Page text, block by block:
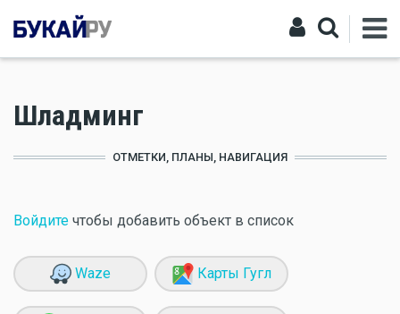
Шладминг
ОТМЕТКИ, ПЛАНЫ, НАВИГАЦИЯ
Войдите чтобы добавить объект в список
Waze Карты Гугл